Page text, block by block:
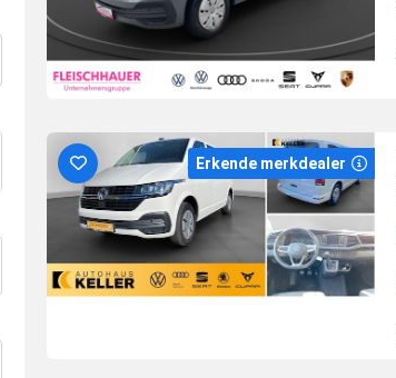
Erkende merkdealer